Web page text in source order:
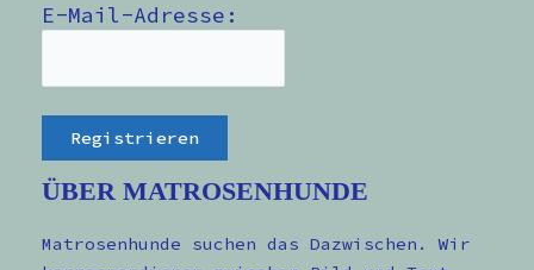
E-Mail-Adresse:
ÜBER MATROSENHUNDE
Matrosenhunde suchen das Dazwischen. Wir